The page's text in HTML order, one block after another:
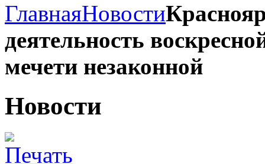
ГлавнаяНовости
деятельность
мечети незаконной
Новости